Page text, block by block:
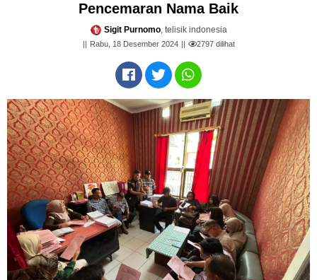
Pencemaran Nama Baik
Sigit Purnomo, telisik indonesia
Rabu, 18 Desember 2024 2797dilihat